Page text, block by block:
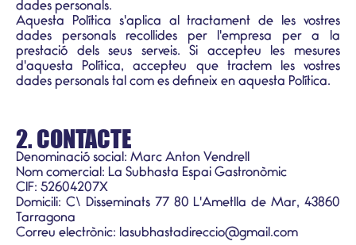
dades personals.
Aquesta Política s'aplica al tractament de les vostres
dades personals recollides per l'empresa per a la
prestació dels seus serveis. Si accepteu les mesures
d'aquesta Política, accepteu que tractem les vostres
dades personals tal com es defineix en aquesta Política.
2. CONTACTE
Denominació social: Marc Anton Vendrell
Nom comercial: La Subhasta Espai Gastronòmic
CIF: 52604207X
Domicili: C\ Disseminats 77 80 L'Ametlla de Mar, 43860
Tarragona
Correu electrònic: lasubhastadireccio@gmail.com